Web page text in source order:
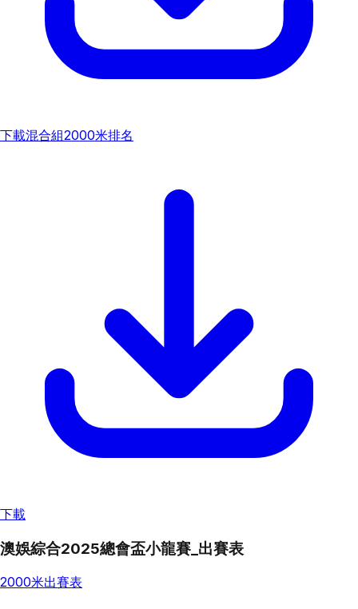
下載混合組2000米排名
下載
澳娛綜合2025總會盃小龍賽_出賽表
2000米出賽表